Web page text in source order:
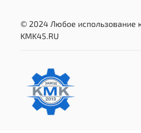
© 2024 Любое использование
KMK45.RU